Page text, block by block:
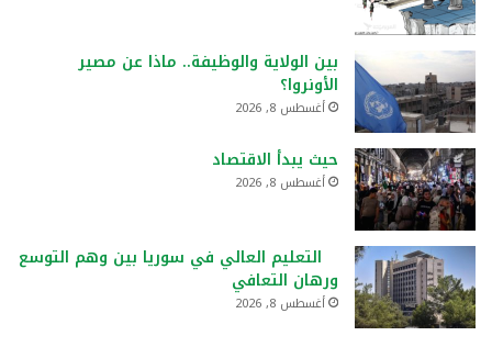
بين الولاية والوظيفة.. ماذا عن مصير
الأونروا؟
أغسطس 8, 2026
حيث يبدأ الاقتصاد
أغسطس 8, 2026
التعليم العالي في سوريا بين وهم التوسع
ورهان التعافي
أغسطس 8, 2026